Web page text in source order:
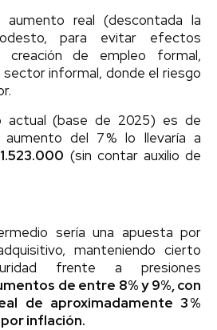
real (descontada la
para evitar efectos
creación de empleo formal,
informal, donde el riesgo
actual (base de 2025) es de
aumento del 7 % lo llevaría a
(sin contar auxilio de
sería una apuesta por
manteniendo cierto
frente a presiones
de entre 8% y 9%, con
de aproximadamente 3 %
inflación.